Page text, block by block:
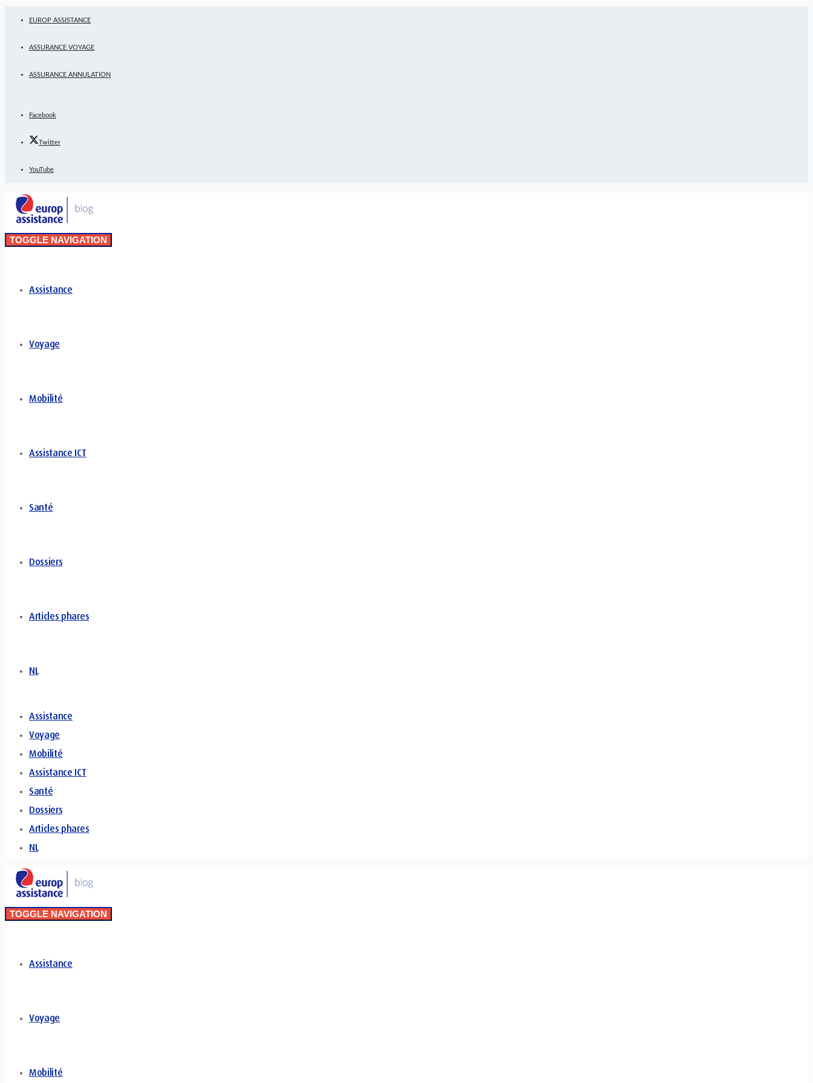
EUROP ASSISTANCE
ASSURANCE VOYAGE
ASSURANCE ANNULATION
Facebook
Twitter
YouTube
TOGGLE NAVIGATION
Assistance
Voyage
Mobilité
Assistance ICT
Santé
Dossiers
Articles phares
NL
Assistance
Voyage
Mobilité
Assistance ICT
Santé
Dossiers
Articles phares
NL
TOGGLE NAVIGATION
Assistance
Voyage
Mobilité